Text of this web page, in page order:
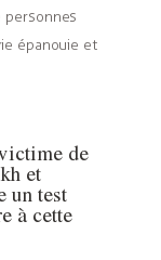
personnes
épanouie et
de
et
un test
à cette